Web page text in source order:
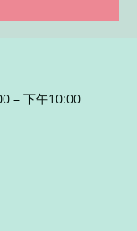
– 下午10:00